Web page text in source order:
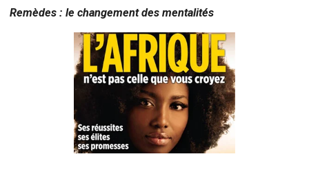
Remèdes : le changement des mentalités